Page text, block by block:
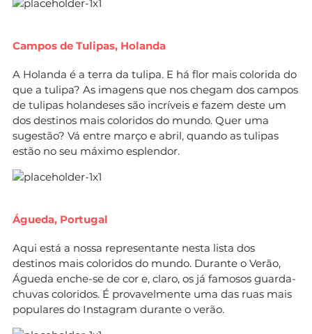
Campos de Tulipas, Holanda
A Holanda é a terra da tulipa. E há flor mais colorida do
que a tulipa? As imagens que nos chegam dos campos
de tulipas holandeses são incríveis e fazem deste um
dos destinos mais coloridos do mundo. Quer uma
sugestão? Vá entre março e abril, quando as tulipas
estão no seu máximo esplendor.
Águeda, Portugal
Aqui está a nossa representante nesta lista dos
destinos mais coloridos do mundo. Durante o Verão,
Águeda enche-se de cor e, claro, os já famosos guarda-
chuvas coloridos. É provavelmente uma das ruas mais
populares do Instagram durante o verão.